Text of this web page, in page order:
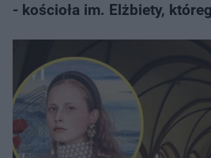
- kościoła im. Elżbiety,